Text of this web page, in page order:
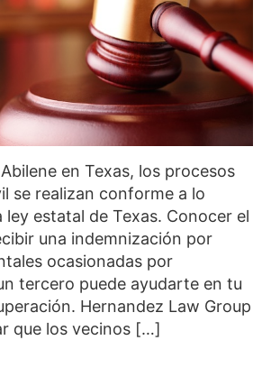
en Texas, los procesos
se realizan conforme a lo
ley estatal de Texas. Conocer el
una indemnización por
ocasionadas por
tercero puede ayudarte en tu
Hernandez Law Group
que los vecinos […]